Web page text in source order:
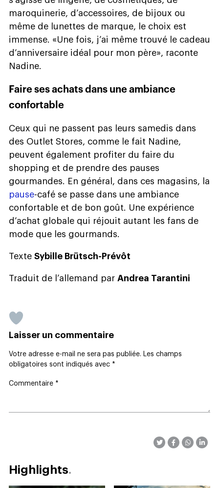
maroquinerie, d’accessoires, de bijoux ou
même de lunettes de marque, le choix est
immense. «Une fois, j’ai même trouvé le cadeau
d’anniversaire idéal pour mon père», raconte
Nadine.
Faire ses achats dans une ambiance
confortable
Ceux qui ne passent pas leurs samedis dans
des Outlet Stores, comme le fait Nadine,
peuvent également profiter du faire du
shopping et de prendre des pauses
gourmandes. En général, dans ces magasins, la
pause-café se passe dans une ambiance
confortable et de bon goût. Une expérience
d’achat globale qui réjouit autant les fans de
mode que les gourmands.
Texte Sybille Brütsch-Prévôt
Traduit de l’allemand par Andrea Tarantini
Laisser un commentaire
Votre adresse e-mail ne sera pas publiée.
Les champs
obligatoires sont indiqués avec *
Commentaire *
Highlights